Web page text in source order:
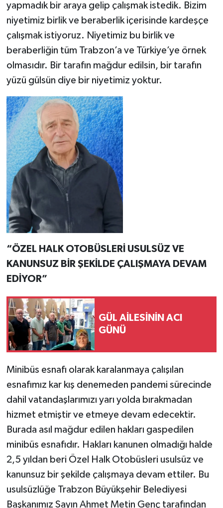
yapmadık bir araya gelip çalışmak istedik. Bizim
niyetimiz birlik ve beraberlik içerisinde kardeşçe
çalışmak istiyoruz. Niyetimiz bu birlik ve
beraberliğin tüm Trabzon’a ve Türkiye’ye örnek
olmasıdır. Bir tarafın mağdur edilsin, bir tarafın
yüzü gülsün diye bir niyetimiz yoktur.
“ÖZEL HALK OTOBÜSLERİ USULSÜZ VE
KANUNSUZ BİR ŞEKİLDE ÇALIŞMAYA DEVAM
EDİYOR”
GÜL AİLESİNİN ACI
GÜNÜ
Minibüs esnafı olarak karalanmaya çalışılan
esnafımız kar kış denemeden pandemi sürecinde
dahil vatandaşlarımızı yarı yolda bırakmadan
hizmet etmiştir ve etmeye devam edecektir.
Burada asıl mağdur edilen hakları gaspedilen
minibüs esnafıdır. Hakları kanunen olmadığı halde
2,5 yıldan beri Özel Halk Otobüsleri usulsüz ve
kanunsuz bir şekilde çalışmaya devam ettiler. Bu
usulsüzlüğe Trabzon Büyükşehir Belediyesi
Başkanımız Sayın Ahmet Metin Genç tarafından